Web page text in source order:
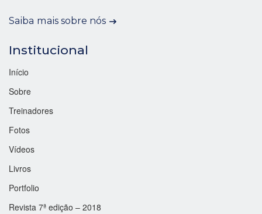
Saiba mais sobre nós
Institucional
Início
Sobre
Treinadores
Fotos
Vídeos
Livros
Portfolio
Revista 7ª edição – 2018